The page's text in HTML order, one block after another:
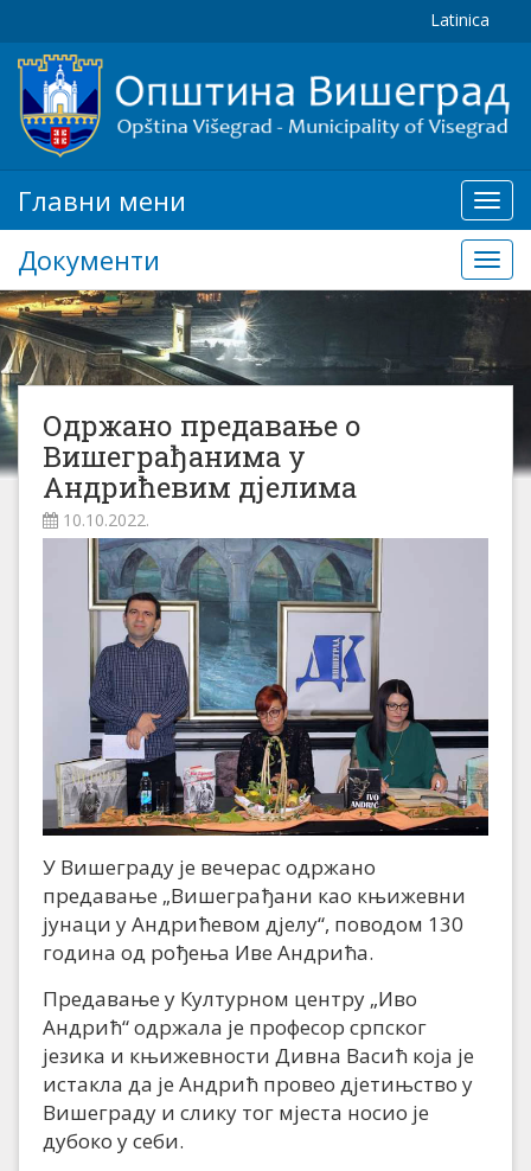
Latinica
мени
Главни мени
Документи
Одржано предавање о
Вишеграђанима у
Андрићевим дјелима
10.10.2022.
У Вишеграду је вечерас одржано
предавање „Вишеграђани као књижевни
јунаци у Андрићевом дјелу“, поводом 130
година од рођења Иве Андрића.
Предавање у Културном центру „Иво
Андрић“ одржала је професор српског
језика и књижевности Дивна Васић која је
истакла да је Андрић провео дјетињство у
Вишеграду и слику тог мјеста носио је
дубоко у себи.